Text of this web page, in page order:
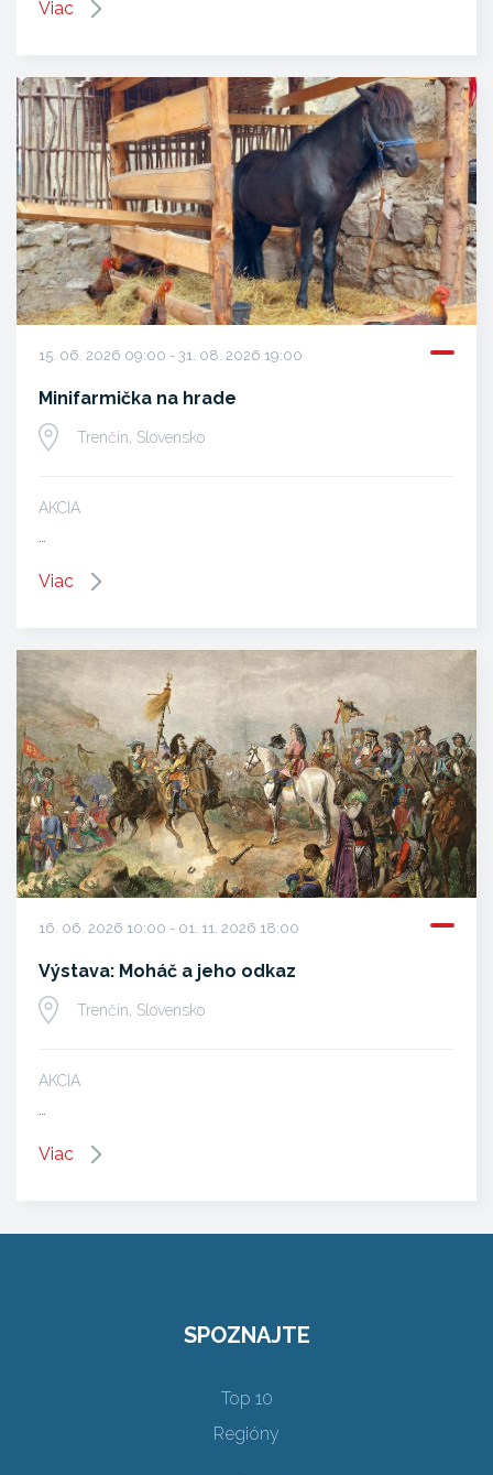
Viac
15. 06. 2026 09:00 - 31. 08. 2026 19:00
Minifarmička na hrade
Trenčín, Slovensko
AKCIA
Viac
16. 06. 2026 10:00 - 01. 11. 2026 18:00
Výstava: Moháč a jeho odkaz
Trenčín, Slovensko
AKCIA
Viac
SPOZNAJTE
Top 10
Regióny